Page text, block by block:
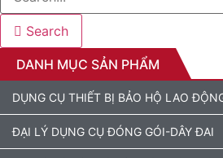
Search
DANH MỤC SẢN PHẨM
DỤNG CỤ THIẾT BỊ BẢO HỘ LAO
ĐẠI LÝ DỤNG CỤ ĐÓNG GÓI-DÂY ĐAI